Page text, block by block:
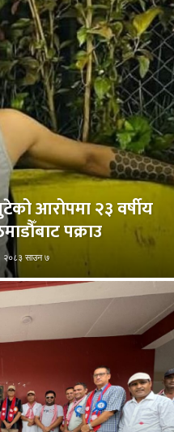
आरोपमा २३ वर्षीय
पक्राउ
२०८३ साउन ७